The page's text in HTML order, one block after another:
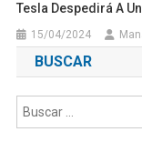
Tesla Despedirá A
15/04/2024
BUSCAR